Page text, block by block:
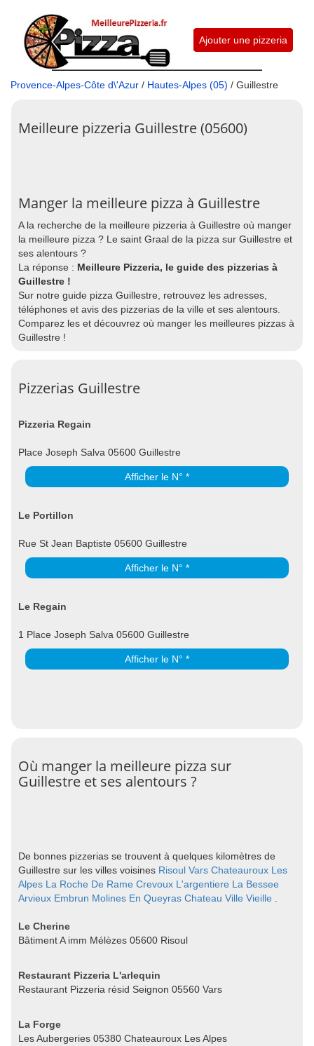
Ajouter une pizzeria
Provence-Alpes-Côte d\'Azur / Hautes-Alpes (05) / Guillestre
Meilleure pizzeria Guillestre (05600)
Manger la meilleure pizza à Guillestre
A la recherche de la meilleure pizzeria à Guillestre où manger
la meilleure pizza ? Le saint Graal de la pizza sur Guillestre et
ses alentours ?
La réponse : Meilleure Pizzeria, le guide des pizzerias à
Guillestre !
Sur notre guide pizza Guillestre, retrouvez les adresses,
téléphones et avis des pizzerias de la ville et ses alentours.
Comparez les et découvrez où manger les meilleures pizzas à
Guillestre !
Pizzerias Guillestre
Pizzeria Regain
Place Joseph Salva 05600 Guillestre
Afficher le N° *
Le Portillon
Rue St Jean Baptiste 05600 Guillestre
Afficher le N° *
Le Regain
1 Place Joseph Salva 05600 Guillestre
Afficher le N° *
Où manger la meilleure pizza sur
Guillestre et ses alentours ?
De bonnes pizzerias se trouvent à quelques kilomètres de
Guillestre sur les villes voisines Risoul Vars Chateauroux Les
Alpes La Roche De Rame Crevoux L'argentiere La Bessee
Arvieux Embrun Molines En Queyras Chateau Ville Vieille
Le Cherine
Bâtiment A imm Mélèzes 05600 Risoul
Restaurant Pizzeria L'arlequin
Restaurant Pizzeria résid Seignon 05560 Vars
La Forge
Les Aubergeries 05380 Chateauroux Les Alpes